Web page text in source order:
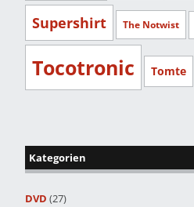
Supershirt The Notwist
Tocotronic Tomte
Kategorien
DVD (27)